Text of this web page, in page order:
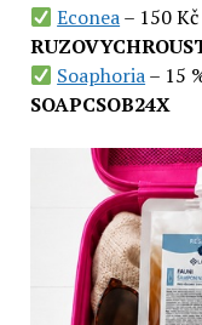
Econea– 150
Soaphoria– 15
SOAPCSOB24X